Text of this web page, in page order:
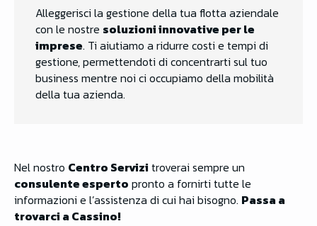
Alleggerisci la gestione della tua flotta aziendale
con le nostre soluzioni innovative per le
imprese. Ti aiutiamo a ridurre costi e tempi di
gestione, permettendoti di concentrarti sul tuo
business mentre noi ci occupiamo della mobilità
della tua azienda.
Nel nostro Centro Servizi troverai sempre un
consulente esperto pronto a fornirti tutte le
informazioni e l’assistenza di cui hai bisogno. Passa a
trovarci a Cassino!